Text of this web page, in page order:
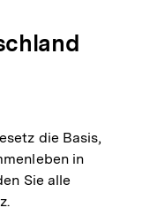
die Basis,
in
Sie alle